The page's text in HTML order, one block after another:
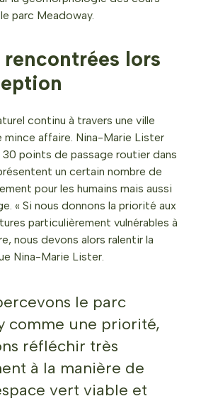
parc Meadoway.
lors
continu à travers une ville
mince affaire. Nina-Marie Lister
points de passage routier dans
un certain nombre de
pour les humains mais aussi
« Si nous donnons la priorité aux
particulièrement vulnérables à
nous devons alors ralentir la
Nina-Marie Lister.
le parc
comme une priorité,
réfléchir très
à la manière de
vert viable et